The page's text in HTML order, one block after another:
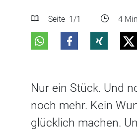
Seite 1 /1 4
Nur ein Stück. Und
noch mehr. Kein
glücklich machen.